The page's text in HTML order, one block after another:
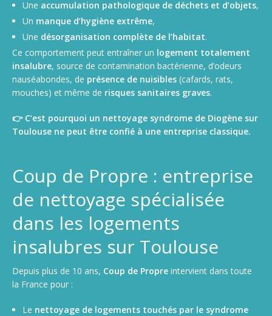
Une accumulation pathologique de déchets et d’objets,
Un manque d’hygiène extrême,
Une désorganisation complète de l’habitat.
Ce comportement peut entraîner un logement totalement
insalubre, source de contamination bactérienne, d’odeurs
nauséabondes, de présence de nuisibles (cafards, rats,
mouches) et même de risques sanitaires graves.
👉 C’est pourquoi un nettoyage syndrome de Diogène sur
Toulouse ne peut être confié à une entreprise classique.
Coup de Propre : entreprise
de nettoyage spécialisée
dans les logements
insalubres sur Toulouse
Depuis plus de 10 ans, Coup de Propre intervient dans toute
la France pour :
Le nettoyage de logements touchés par le syndrome